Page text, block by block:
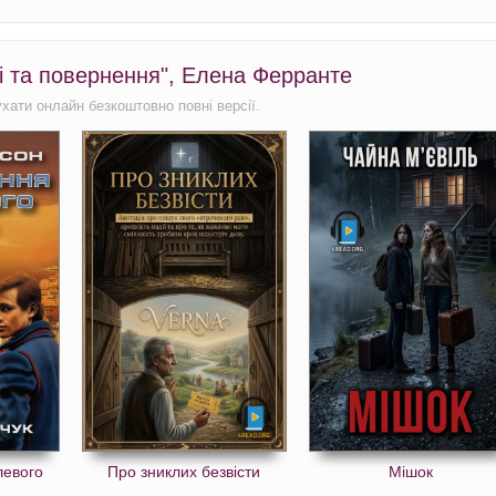
та повернення", Елена Ферранте
онлайн безкоштовно повні версії.
Про зниклих безвісти Мішок